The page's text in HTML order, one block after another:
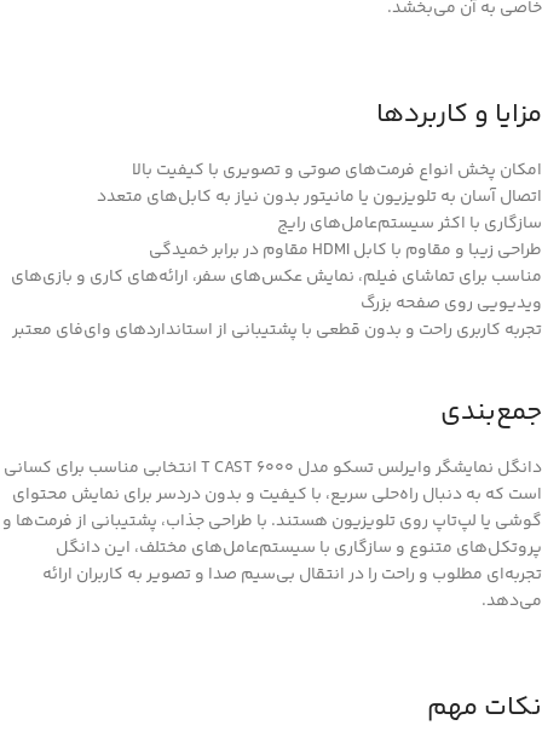
خاصی به آن می‌بخشد.
مزایا و کاربردها
امکان پخش انواع فرمت‌های صوتی و تصویری با کیفیت بالا
اتصال آسان به تلویزیون یا مانیتور بدون نیاز به کابل‌های متعدد
سازگاری با اکثر سیستم‌عامل‌های رایج
طراحی زیبا و مقاوم با کابل HDMI مقاوم در برابر خمیدگی
مناسب برای تماشای فیلم، نمایش عکس‌های سفر، ارائه‌های کاری و بازی‌های
ویدیویی روی صفحه بزرگ
تجربه کاربری راحت و بدون قطعی با پشتیبانی از استانداردهای وای‌فای معتبر
جمع‌بندی
دانگل نمایشگر وایرلس تسکو مدل T CAST 6000 انتخابی مناسب برای کسانی
است که به دنبال راه‌حلی سریع، با کیفیت و بدون دردسر برای نمایش محتوای
گوشی یا لپ‌تاپ روی تلویزیون هستند. با طراحی جذاب، پشتیبانی از فرمت‌ها و
پروتکل‌های متنوع و سازگاری با سیستم‌عامل‌های مختلف، این دانگل
تجربه‌ای مطلوب و راحت را در انتقال بی‌سیم صدا و تصویر به کاربران ارائه
می‌دهد.
نکات مهم